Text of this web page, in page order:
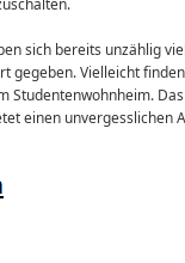
sich bereits unzählig
gegeben. Vielleicht
Studentenwohnheim.
einen unvergesslichen